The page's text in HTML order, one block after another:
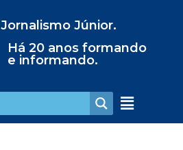
Jornalismo Júnior.
Há 20 anos formando
e informando.